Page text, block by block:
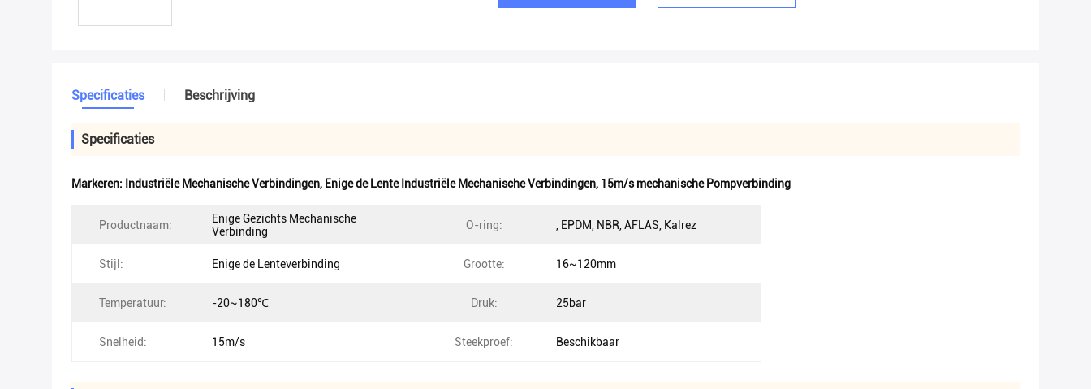
Specificaties Beschrijving
Specificaties
Markeren: Industriële Mechanische Verbindingen, Enige de Lente Industriële Mechanische Verbindingen, 15m/s mechanische Pompverbinding
Productnaam:
Enige Gezichts Mechanische
Verbinding
O-ring: , EPDM, NBR, AFLAS, Kalrez
Stijl: Enige de Lenteverbinding Grootte: 16~120mm
Temperatuur: -20~180℃ Druk: 25bar
Snelheid: 15m/s Steekproef: Beschikbaar